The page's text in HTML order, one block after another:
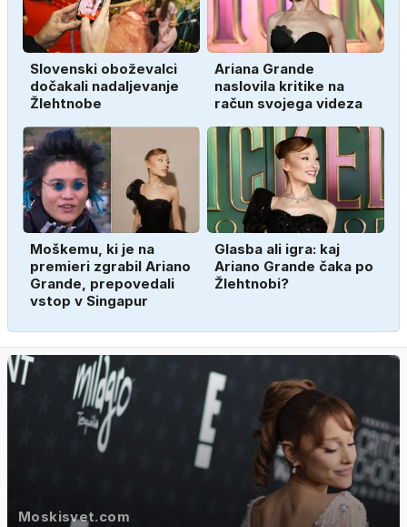
Slovenski oboževalci
dočakali nadaljevanje
Žlehtnobe
Ariana Grande
naslovila kritike na
račun svojega videza
Moškemu, ki je na
premieri zgrabil Ariano
Grande, prepovedali
vstop v Singapur
Glasba ali igra: kaj
Ariano Grande čaka po
Žlehtnobi?
Moskisvet.com